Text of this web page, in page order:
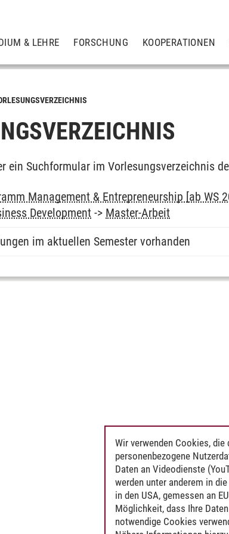
& LEHRE FORSCHUNG KOOPERATIONEN
ein Suchformular im Vorlesungsverzeichnis
Management & Entrepreneurship [ab WS
Development -> Master-Arbeit
im aktuellen Semester vorhanden
Wir verwenden Cookies,
personenbezogene
Daten an Videodienste
werden unter anderem in
in den USA, gemessen an
Möglichkeit, dass Ihre
notwendige Cookies